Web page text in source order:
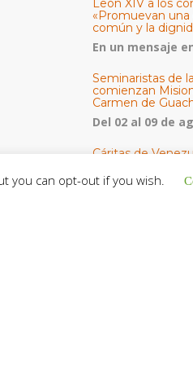
León XIV a los
«Promuevan
común y la
En un mensaje
Seminaristas de
comienzan
Carmen de
Del 02 al 09 de
Cáritas de
sobre la
Cáritas de
you can opt-out if you wish.